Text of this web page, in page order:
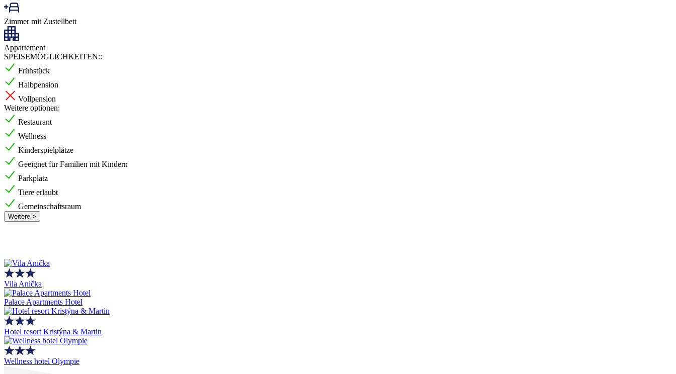
Zimmer mit Zustellbett
Appartement
SPEISEMÖGLICHKEITEN::
Frühstück
Halbpension
Vollpension
Weitere optionen:
Restaurant
Wellness
Kinderspielplätze
Geeignet für Familien mit Kindern
Parkplatz
Tiere erlaubt
Gemeinschaftsraum
Weitere >
Vila Anička
Palace Apartments Hotel
Hotel resort Kristýna & Martin
Wellness hotel Olympie